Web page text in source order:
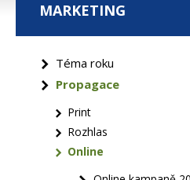
MARKETING
Téma roku
Propagace
Print
Rozhlas
Online